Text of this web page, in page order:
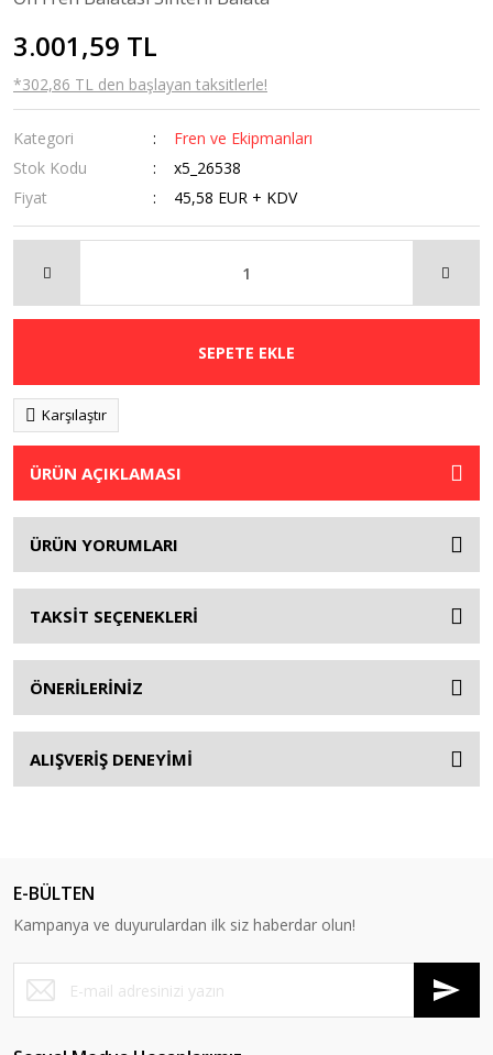
3.001,59 TL
*302,86 TL den başlayan taksitlerle!
Kategori
Fren ve Ekipmanları
Stok Kodu
x5_26538
Fiyat
45,58 EUR + KDV
SEPETE EKLE
Karşılaştır
ÜRÜN AÇIKLAMASI
ÜRÜN YORUMLARI
TAKSİT SEÇENEKLERİ
ÖNERİLERİNİZ
ALIŞVERİŞ DENEYİMİ
E-BÜLTEN
Kampanya ve duyurulardan ilk siz haberdar olun!